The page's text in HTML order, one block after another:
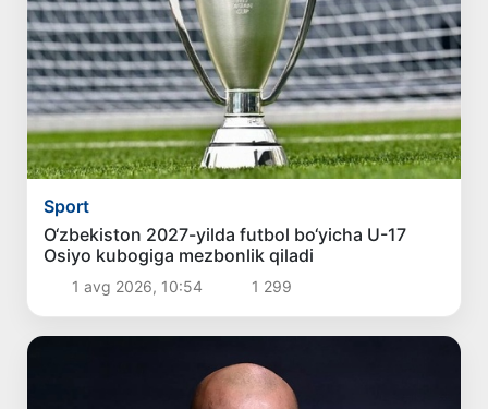
Sport
O‘zbekiston 2027-yilda futbol bo‘yicha U-17
Osiyo kubogiga mezbonlik qiladi
1 avg 2026, 10:54 1 299